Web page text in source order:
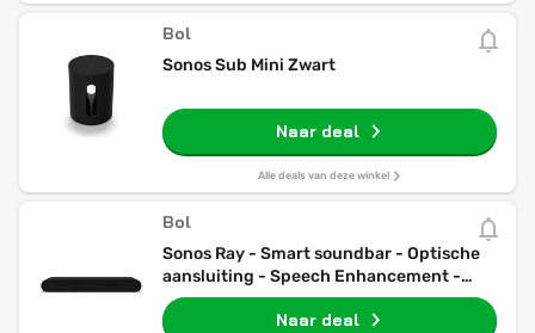
Bol
Sonos Sub Mini Zwart
Naar deal
Alle deals van deze winkel
Bol
Sonos Ray - Smart soundbar - Optische
aansluiting - Speech Enhancement -
Compact design - Zwart
Naar deal